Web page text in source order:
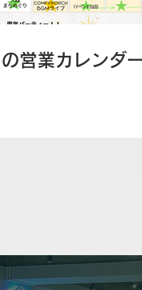
営業カレンダ